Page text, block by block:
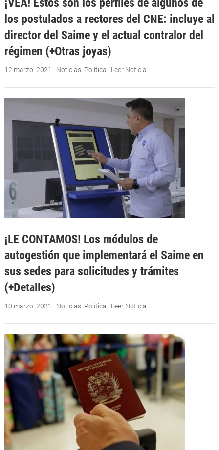
los postulados a rectores del CNE: incluye al
director del Saime y el actual contralor del
régimen (+Otras joyas)
12 marzo, 2021 | Noticias, Política | Leer Noticia
¡LE CONTAMOS! Los módulos de
autogestión que implementará el Saime en
sus sedes para solicitudes y trámites
(+Detalles)
10 marzo, 2021 | Noticias, Política | Leer Noticia